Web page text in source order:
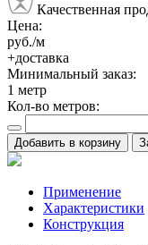
Качественная
Цена:
руб./м
+доставка
Минимальный заказ:
1 метр
Кол-во метров:
Добавить в корзину
Применение
Характеристики
Конструкция